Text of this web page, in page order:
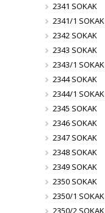
2341 SOKAK
2341/1 SOKAK
2342 SOKAK
2343 SOKAK
2343/1 SOKAK
2344 SOKAK
2344/1 SOKAK
2345 SOKAK
2346 SOKAK
2347 SOKAK
2348 SOKAK
2349 SOKAK
2350 SOKAK
2350/1 SOKAK
2350/2 SOKAK